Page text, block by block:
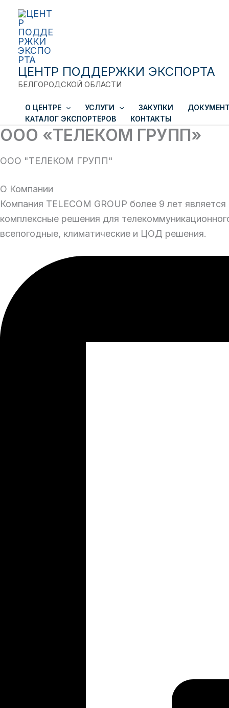
Перейти
содержимому
ЦЕНТР ПОДДЕРЖКИ ЭКСПОРТА
БЕЛГОРОДСКОЙ ОБЛАСТИ
О ЦЕНТРЕ УСЛУГИ ЗАКУПКИ
КАТАЛОГ ЭКСПОРТЁРОВ
КОНТАКТЫ
ООО «ТЕЛЕКОМ ГРУПП»
ООО "ТЕЛЕКОМ ГРУПП"
О Компании
Компания TELECOM GROUP более 9 лет
комплексные решения для
всепогодные, климатические и ЦОД решения.